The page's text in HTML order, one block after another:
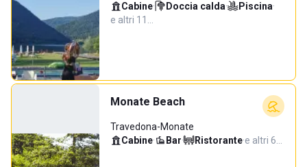
Cabine· Doccia calda· Piscina·
e altri 11…
Monate Beach
Travedona-Monate
Cabine· Bar· Ristorante·e altri 6…